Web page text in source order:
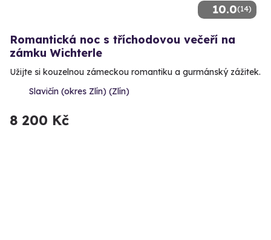
10.0(14)
Romantická noc s tříchodovou večeří na
zámku Wichterle
Užijte si kouzelnou zámeckou romantiku a gurmánský zážitek.
Slavičín (okres Zlín) (Zlín)
8 200 Kč